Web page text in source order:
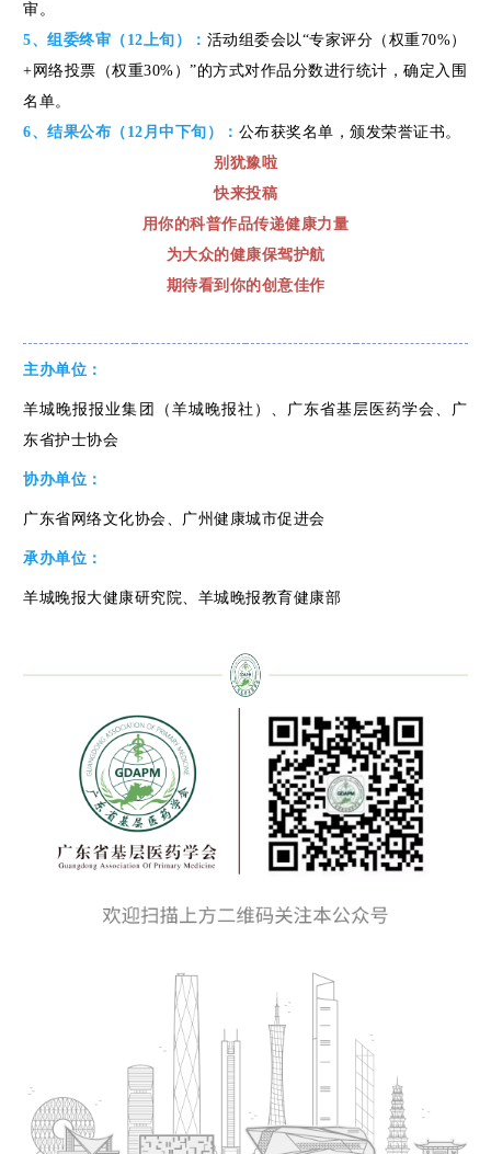
审。
5、组委终审（12上旬）： 活动组委会以“专家评分（权重70%）
+网络投票（权重30%）”的方式对作品分数进行统计，确定入围
名单。
6、结果公布（12月中下旬）： 公布获奖名单，颁发荣誉证书。
别犹豫啦
快来投稿
用你的科普作品传递健康力量
为大众的健康保驾护航
期待看到你的创意佳作
主办单位：
羊城晚报报业集团（羊城晚报社）、广东省基层医药学会、广
东省护士协会
协办单位：
广东省网络文化协会、广州健康城市促进会
承办单位：
羊城晚报大健康研究院、羊城晚报教育健康部